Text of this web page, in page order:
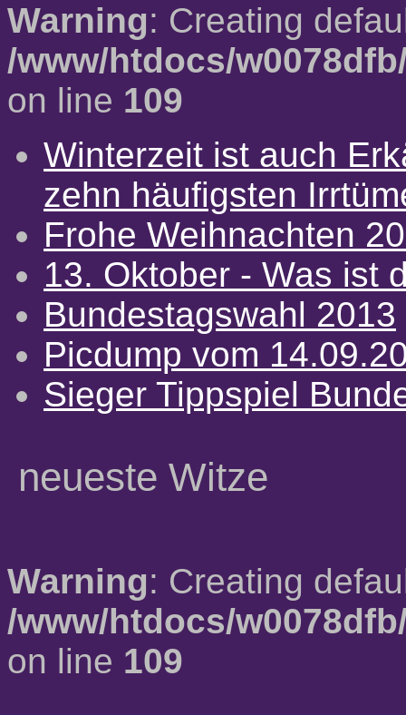
Warning: Creating
/www/htdocs/
on line 109
Winterzeit ist auch
zehn häufigsten
Frohe Weihnachten
13. Oktober - Was ist
Bundestagswahl 2013
Picdump vom
Sieger Tippspiel
neueste Witze
Warning: Creating
/www/htdocs/
on line 109